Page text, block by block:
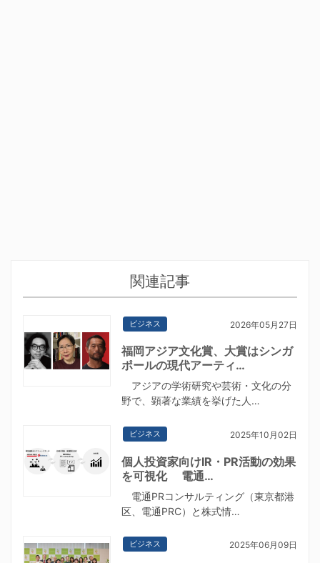
関連記事
ビジネス 2026年05月27日
福岡アジア文化賞、大賞はシンガ
ポールの現代アーティ…
アジアの学術研究や芸術・文化の分
野で、顕著な業績を挙げた人…
ビジネス 2025年10月02日
個人投資家向けIR・PR活動の効果
を可視化 電通…
電通PRコンサルティング（東京都港
区、電通PRC）と株式情…
ビジネス 2025年06月09日